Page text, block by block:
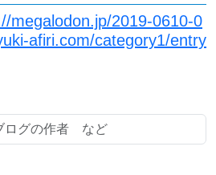
megalodon.jp/2019-0610-0
afiri.com/category1/entry